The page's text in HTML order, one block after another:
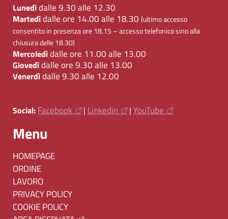
Lunedìdalle 9.30 alle 12.30
Martedìdalle ore 14.00 alle 18.30 (ultimo accesso
consentito in presenza ore 18.15 – accesso telefonico sino alla
chiusura delle 18.30)
Mercoledìdalle ore 11.00 alle 13.00
Giovedìdalle ore 9.30 alle 13.00
Venerdìdalle 9.30 alle 12.00
Social: Facebook | Linkedin | YouTube
Menu
HOMEPAGE
ORDINE
LAVORO
PRIVACY POLICY
COOKIE POLICY